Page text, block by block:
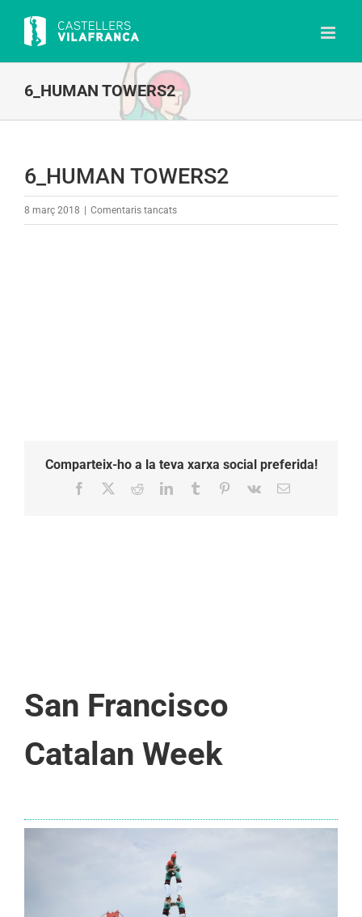
content
6_HUMAN TOWERS2
6_HUMAN TOWERS2
8 març 2018 Comentaris tancatsa
Comparteix-ho a la teva xarxa social preferida!
Facebook RedditLinkedInTumblr Pinterest
Vk Email:
San Francisco
Catalan Week